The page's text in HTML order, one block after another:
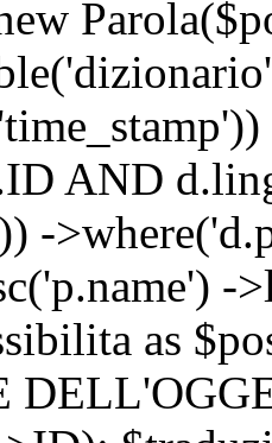
AND
-
as